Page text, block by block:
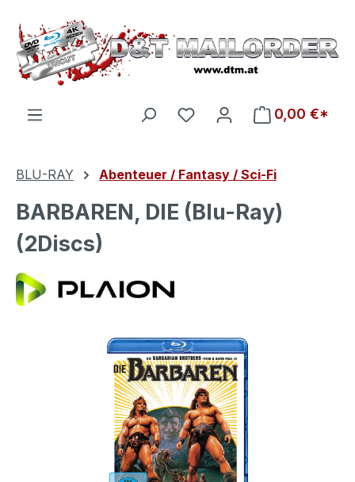
Zum Hauptinhalt springen
Du hast 0 Produkte auf
0,00 €*
BLU-RAY Abenteuer / Fantasy / Sci-Fi
BARBAREN, DIE (Blu-Ray)
(2Discs)
Bildergalerie überspringen